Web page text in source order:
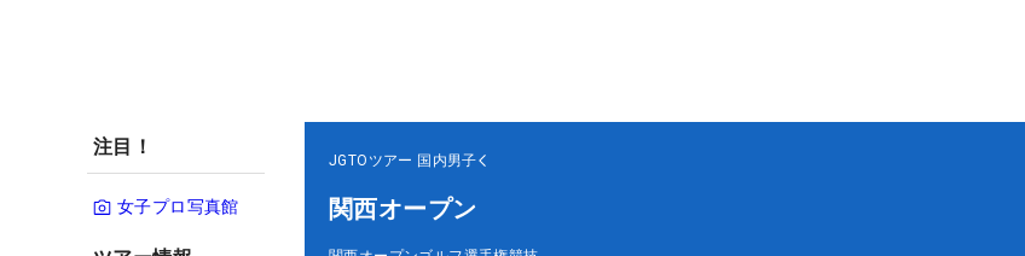
注目！
女子プロ写真館
JGTOツアー 国内男子
関西オープン